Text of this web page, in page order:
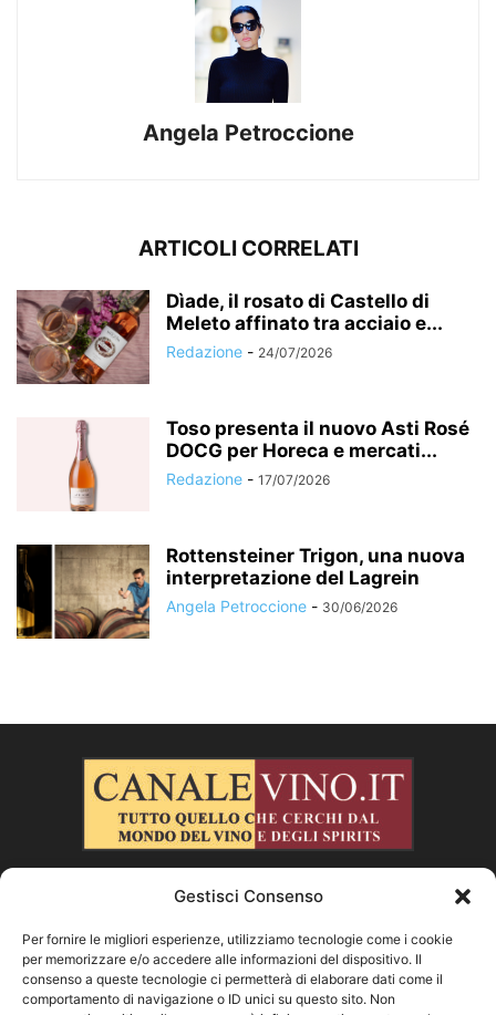
Angela Petroccione
ARTICOLI CORRELATI
Dìade, il rosato di Castello di
Meleto affinato tra acciaio e...
Redazione - 24/07/2026
Toso presenta il nuovo Asti Rosé
DOCG per Horeca e mercati...
Redazione - 17/07/2026
Rottensteiner Trigon, una nuova
interpretazione del Lagrein
Angela Petroccione - 30/06/2026
CHI SIAMO
SEGUICI
Gestisci Consenso
Per fornire le migliori esperienze, utilizziamo tecnologie come i cookie
per memorizzare e/o accedere alle informazioni del dispositivo. Il
consenso a queste tecnologie ci permetterà di elaborare dati come il
comportamento di navigazione o ID unici su questo sito. Non